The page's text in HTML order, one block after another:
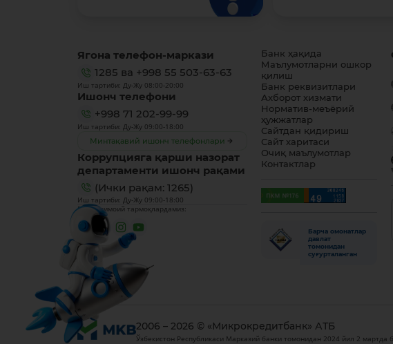
Ягона телефон-маркази
1285 ва +998 55 503-63-63
Иш тартиби: Ду-Жу 08:00-20:00
Ишонч телефони
+998 71 202-99-99
Иш тартиби: Ду-Жу 09:00-18:00
Минтақавий ишонч телефонлари
Коррупцияга қарши назорат
департаменти ишонч рақами
(Ички рақам: 1265)
Иш тартиби: Ду-Жу 09:00-18:00
Биз ижтимоий тармоқлардамиз:
Банк ҳақида
Маълумотларни ошкор
қилиш
Банк реквизитлари
Ахборот хизмати
Норматив-меъёрий
ҳужжатлар
Сайтдан қидириш
Сайт харитаси
Очиқ маълумотлар
Контактлар
Барча омонатлар
давлат
томонидан
суғурталанган
2006 – 2026 © «Микрокредитбанк» АТБ
Ўзбекистон Республикаси Марказий банки томонидан 2024 йил 2 мартда